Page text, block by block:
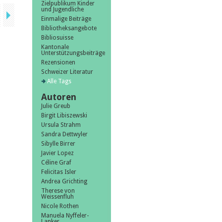
Zielpublikum Kinder
und Jugendliche
Einmalige Beiträge
Bibliotheksangebote
Bibliosuisse
Kantonale
Unterstützungsbeiträge
Rezensionen
Schweizer Literatur
Alle Tags
Autoren
Julie Greub
Birgit Libiszewski
Ursula Strahm
Sandra Dettwyler
Sibylle Birrer
Javier Lopez
Céline Graf
Felicitas Isler
Andrea Grichting
Therese von
Weissenfluh
Nicole Rothen
Manuela Nyffeler-